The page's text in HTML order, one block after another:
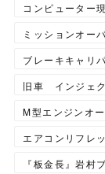
コンピューター
ミッションオー
ブレーキキャリ
旧車 インジェ
M型エンジンオ
エアコンリフレ
『板金長』岩村